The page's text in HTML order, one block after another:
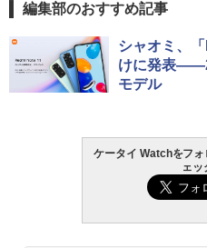
編集部のおすすめ記事
シャオミ、
けに発表
モデル
ケータイ Watchをフ
ェッ